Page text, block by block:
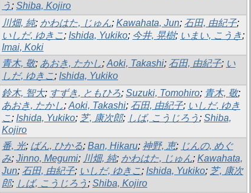
う ; Shiba, Kojiro
川畑, 純; かわはた, じゅん; Kawahata, Jun; 石田, 由紀子;
いしだ, ゆきこ; Ishida, Yukiko; 今井, 晃樹; いまい, こうき;
Imai, Koki
青木, 敬; あおき, たかし; Aoki, Takashi; 石田, 由紀子; い
しだ, ゆきこ; Ishida, Yukiko
鈴木, 智大; すずき, ともひろ; Suzuki, Tomohiro; 青木, 敬;
あおき, たかし; Aoki, Takashi; 石田, 由紀子; いしだ, ゆき
こ; Ishida, Yukiko; 芝, 康次郎; しば, こうじろう ; Shiba,
Kojiro
番, 光; ばん, ひかる; Ban, Hikaru; 神野, 恵; じんの, めぐ
み; Jinno, Megumi; 川畑, 純; かわはた, じゅん; Kawahata,
Jun; 石田, 由紀子; いしだ, ゆきこ; Ishida, Yukiko; 芝, 康次
郎; しば, こうじろう ; Shiba, Kojiro